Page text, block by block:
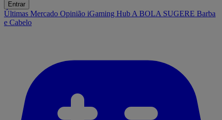
Entrar
Últimas Mercado Opinião iGaming Hub A BOLA SUGERE Barba
e Cabelo